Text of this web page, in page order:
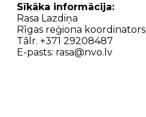
Sīkāka informācija:
Rasa Lazdiņa
Rīgas reģiona koordinators
Tālr. +371 29208487
E-pasts: rasa@nvo.lv